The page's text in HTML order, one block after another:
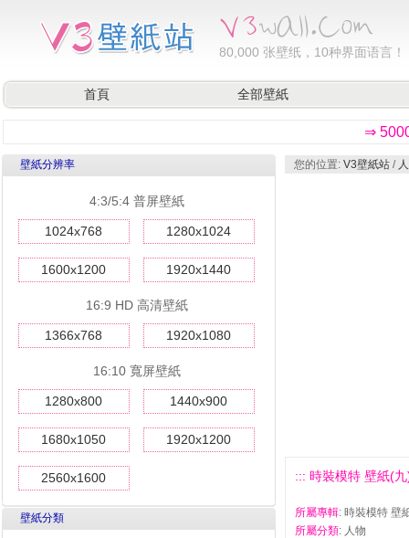
80,000 张壁纸，10种界面语言！
首頁 全部壁紙
⇒
壁紙分辨率
4:3/5:4 普屏壁紙
1024x768 1280x1024
1600x1200 1920x1440
16:9 HD 高清壁紙
1366x768 1920x1080
16:10 寬屏壁紙
1280x800 1440x900
1680x1050 1920x1200
2560x1600
壁紙分類
您的位置: V3壁紙站 /
::: 時裝模特 壁紙(
所屬專輯: 時裝模特 壁
所屬分類: 人物